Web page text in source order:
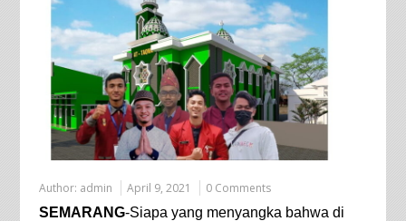
Author: admin April 9, 2021
0 Comments
SEMARANG-Siapa yang menyangka bahwa di